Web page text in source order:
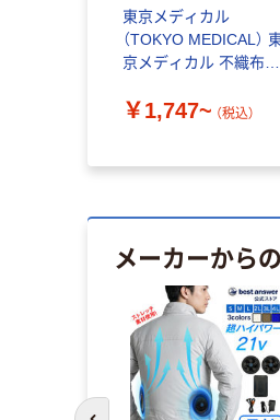
東京メディカル
（TOKYO MEDICAL）
京メディカル 不織布製
￥1,747~ （税込）
メーカーから